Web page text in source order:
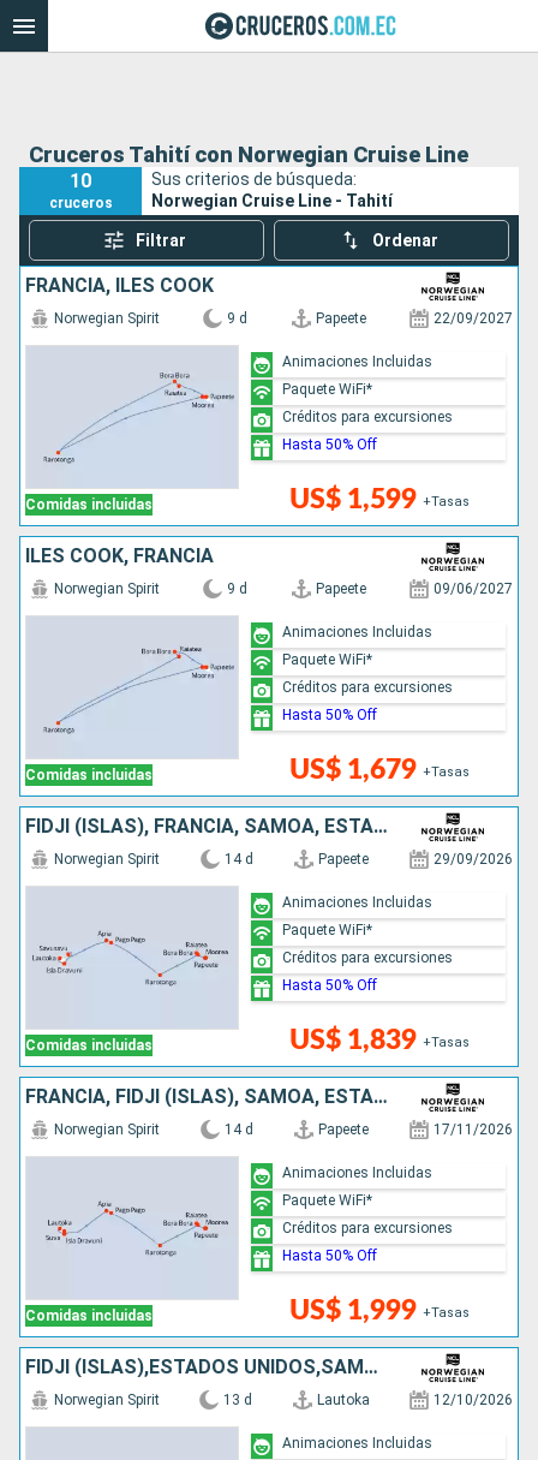
Cruceros Tahití con Norwegian Cruise Line
10
cruceros
Sus criterios de búsqueda:
Norwegian Cruise Line - Tahití
Filtrar Ordenar
FRANCIA, ILES COOK
Comidas incluidas
Norwegian Spirit 9 d Papeete 22/09/2027
US$ 1,599 +Tasas
Animaciones Incluidas
Paquete WiFi*
Créditos para excursiones
Hasta 50% Off
ILES COOK, FRANCIA
Comidas incluidas
Norwegian Spirit 9 d Papeete 09/06/2027
US$ 1,679 +Tasas
Animaciones Incluidas
Paquete WiFi*
Créditos para excursiones
Hasta 50% Off
FIDJI (ISLAS), FRANCIA, SAMOA, ESTADOS UNIDOS, ILES COOK
Comidas incluidas
Norwegian Spirit 14 d Papeete 29/09/2026
US$ 1,839 +Tasas
Animaciones Incluidas
Paquete WiFi*
Créditos para excursiones
Hasta 50% Off
FRANCIA, FIDJI (ISLAS), SAMOA, ESTADOS UNIDOS, ILES COOK
Comidas incluidas
Norwegian Spirit 14 d Papeete 17/11/2026
US$ 1,999 +Tasas
Animaciones Incluidas
Paquete WiFi*
Créditos para excursiones
Hasta 50% Off
FIDJI (ISLAS),ESTADOS UNIDOS,SAMOA,ILES COOK,FRANCIA
Norwegian Spirit 13 d Lautoka 12/10/2026
Animaciones Incluidas